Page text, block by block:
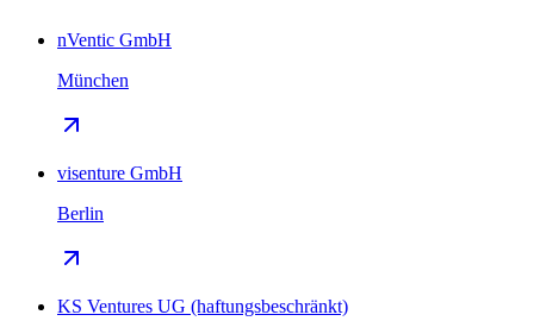
nVentic GmbH
München
visenture GmbH
Berlin
KS Ventures UG (haftungsbeschränkt)